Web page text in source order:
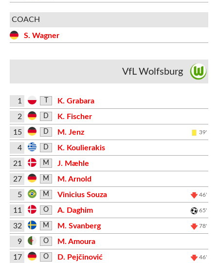
COACH
S. Wagner
VfL Wolfsburg
1
K. Grabara
2
D
K. Fischer
15
D M. Jenz 39'
4 D
K. Koulierakis
21
M
J. Mæhle
27
M
M. Arnold
5
M Vinicius Souza 46'
11 O A. Daghim 65'
32 M M. Svanberg 78'
9 O
M. Amoura
17
O D. Pejčinović 46'